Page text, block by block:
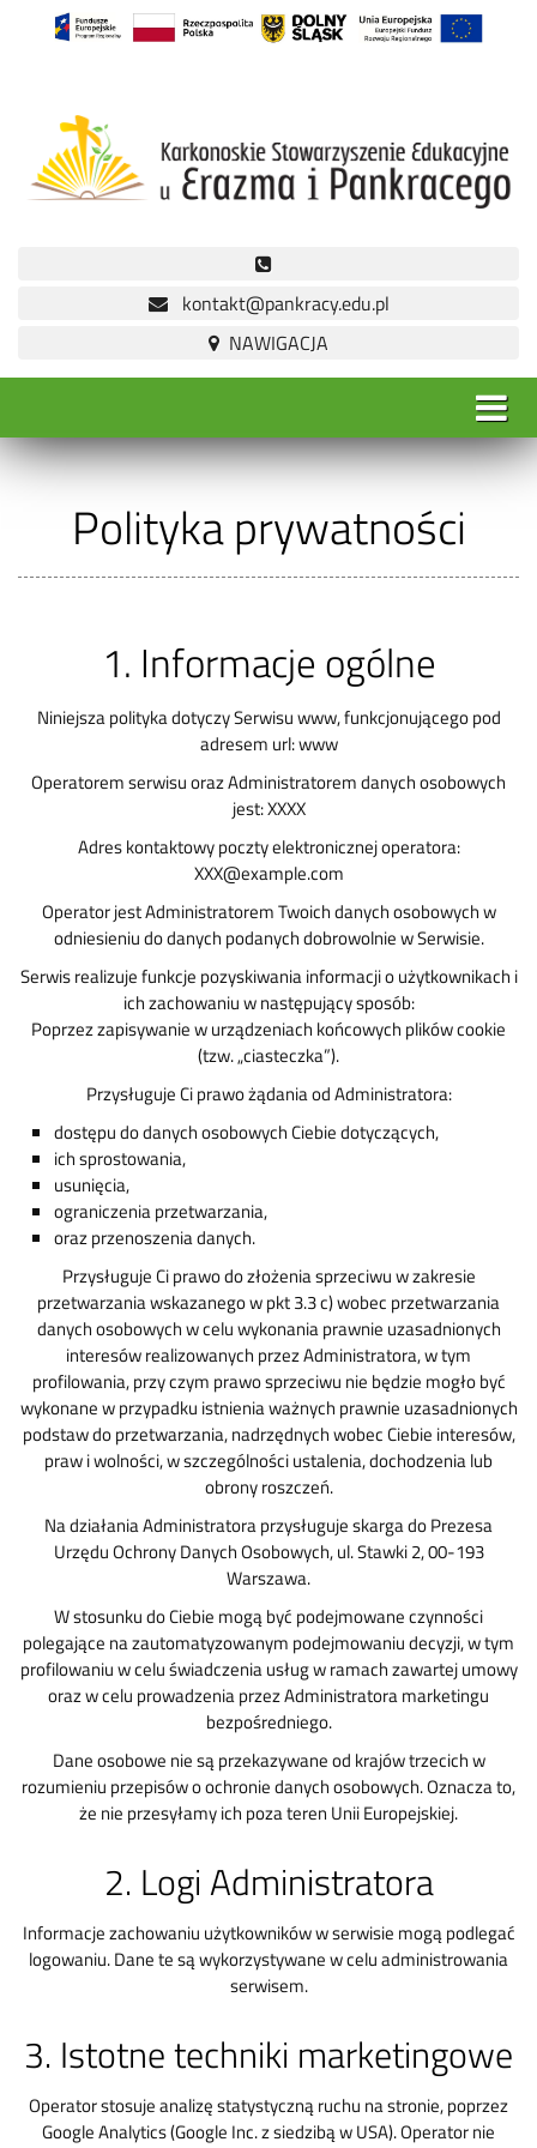
kontakt@pankracy.edu.pl
Polityka prywatności
1. Informacje ogólne
Niniejsza polityka dotyczy Serwisu www, funkcjonującego pod
adresem url: www
Operatorem serwisu oraz Administratorem danych osobowych
jest: XXXX
Adres kontaktowy poczty elektronicznej operatora:
XXX@example.com
Operator jest Administratorem Twoich danych osobowych w
odniesieniu do danych podanych dobrowolnie w Serwisie.
Serwis realizuje funkcje pozyskiwania informacji o użytkownikach i
ich zachowaniu w następujący sposób:
Poprzez zapisywanie w urządzeniach końcowych plików cookie
(tzw. „ciasteczka”).
Przysługuje Ci prawo żądania od Administratora:
dostępu do danych osobowych Ciebie dotyczących,
ich sprostowania,
usunięcia,
ograniczenia przetwarzania,
oraz przenoszenia danych.
Przysługuje Ci prawo do złożenia sprzeciwu w zakresie
przetwarzania wskazanego w pkt 3.3 c) wobec przetwarzania
danych osobowych w celu wykonania prawnie uzasadnionych
interesów realizowanych przez Administratora, w tym
profilowania, przy czym prawo sprzeciwu nie będzie mogło być
wykonane w przypadku istnienia ważnych prawnie uzasadnionych
podstaw do przetwarzania, nadrzędnych wobec Ciebie interesów,
praw i wolności, w szczególności ustalenia, dochodzenia lub
obrony roszczeń.
Na działania Administratora przysługuje skarga do Prezesa
Urzędu Ochrony Danych Osobowych, ul. Stawki 2, 00-193
Warszawa.
W stosunku do Ciebie mogą być podejmowane czynności
polegające na zautomatyzowanym podejmowaniu decyzji, w tym
profilowaniu w celu świadczenia usług w ramach zawartej umowy
oraz w celu prowadzenia przez Administratora marketingu
bezpośredniego.
Dane osobowe nie są przekazywane od krajów trzecich w
rozumieniu przepisów o ochronie danych osobowych. Oznacza to,
że nie przesyłamy ich poza teren Unii Europejskiej.
2. Logi Administratora
Informacje zachowaniu użytkowników w serwisie mogą podlegać
logowaniu. Dane te są wykorzystywane w celu administrowania
serwisem.
3. Istotne techniki marketingowe
Operator stosuje analizę statystyczną ruchu na stronie, poprzez
Google Analytics (Google Inc. z siedzibą w USA). Operator nie